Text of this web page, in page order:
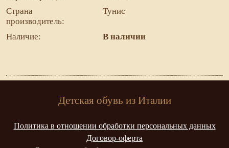
Страна
производитель:
Тунис
Наличие: В наличии
Детская обувь из Италии
Политика в отношении обработки персональных данных
Договор-оферта